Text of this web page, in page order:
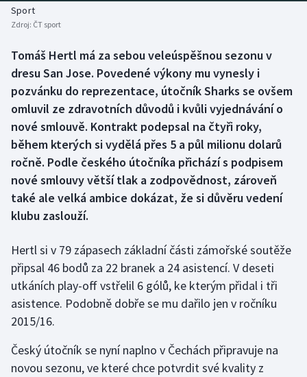
Biatlon
Box
Curling
Dostihy
Florbal
Futsal
Gymnastika
Házená
Judo
Aplikace ČT sport
Sport
Zdroj: ČT sport
Tomáš Hertl má za sebou veleúspěšnou sezonu v
dresu San Jose. Povedené výkony mu vynesly i
pozvánku do reprezentace, útočník Sharks se ovšem
omluvil ze zdravotních důvodů i kvůli vyjednávání o
nové smlouvě. Kontrakt podepsal na čtyři roky,
během kterých si vydělá přes 5 a půl milionu dolarů
ročně. Podle českého útočníka přichází s podpisem
nové smlouvy větší tlak a zodpovědnost, zároveň
také ale velká ambice dokázat, že si důvěru vedení
klubu zaslouží.
Hertl si v 79 zápasech základní části zámořské soutěže
připsal 46 bodů za 22 branek a 24 asistencí. V deseti
utkáních play-off vstřelil 6 gólů, ke kterým přidal i tři
asistence. Podobně dobře se mu dařilo jen v ročníku
2015/16.
Český útočník se nyní naplno v Čechách připravuje na
novou sezonu, ve které chce potvrdit své kvality z